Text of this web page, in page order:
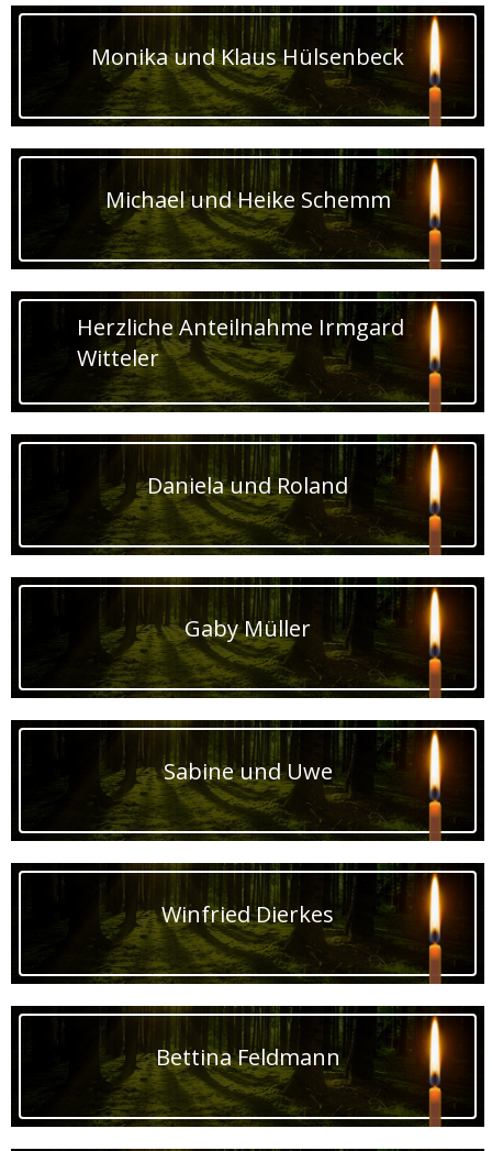
Monika und Klaus Hülsenbeck
Michael und Heike Schemm
Herzliche Anteilnahme Irmgard
Witteler
Daniela und Roland
Gaby Müller
Sabine und Uwe
Winfried Dierkes
Bettina Feldmann